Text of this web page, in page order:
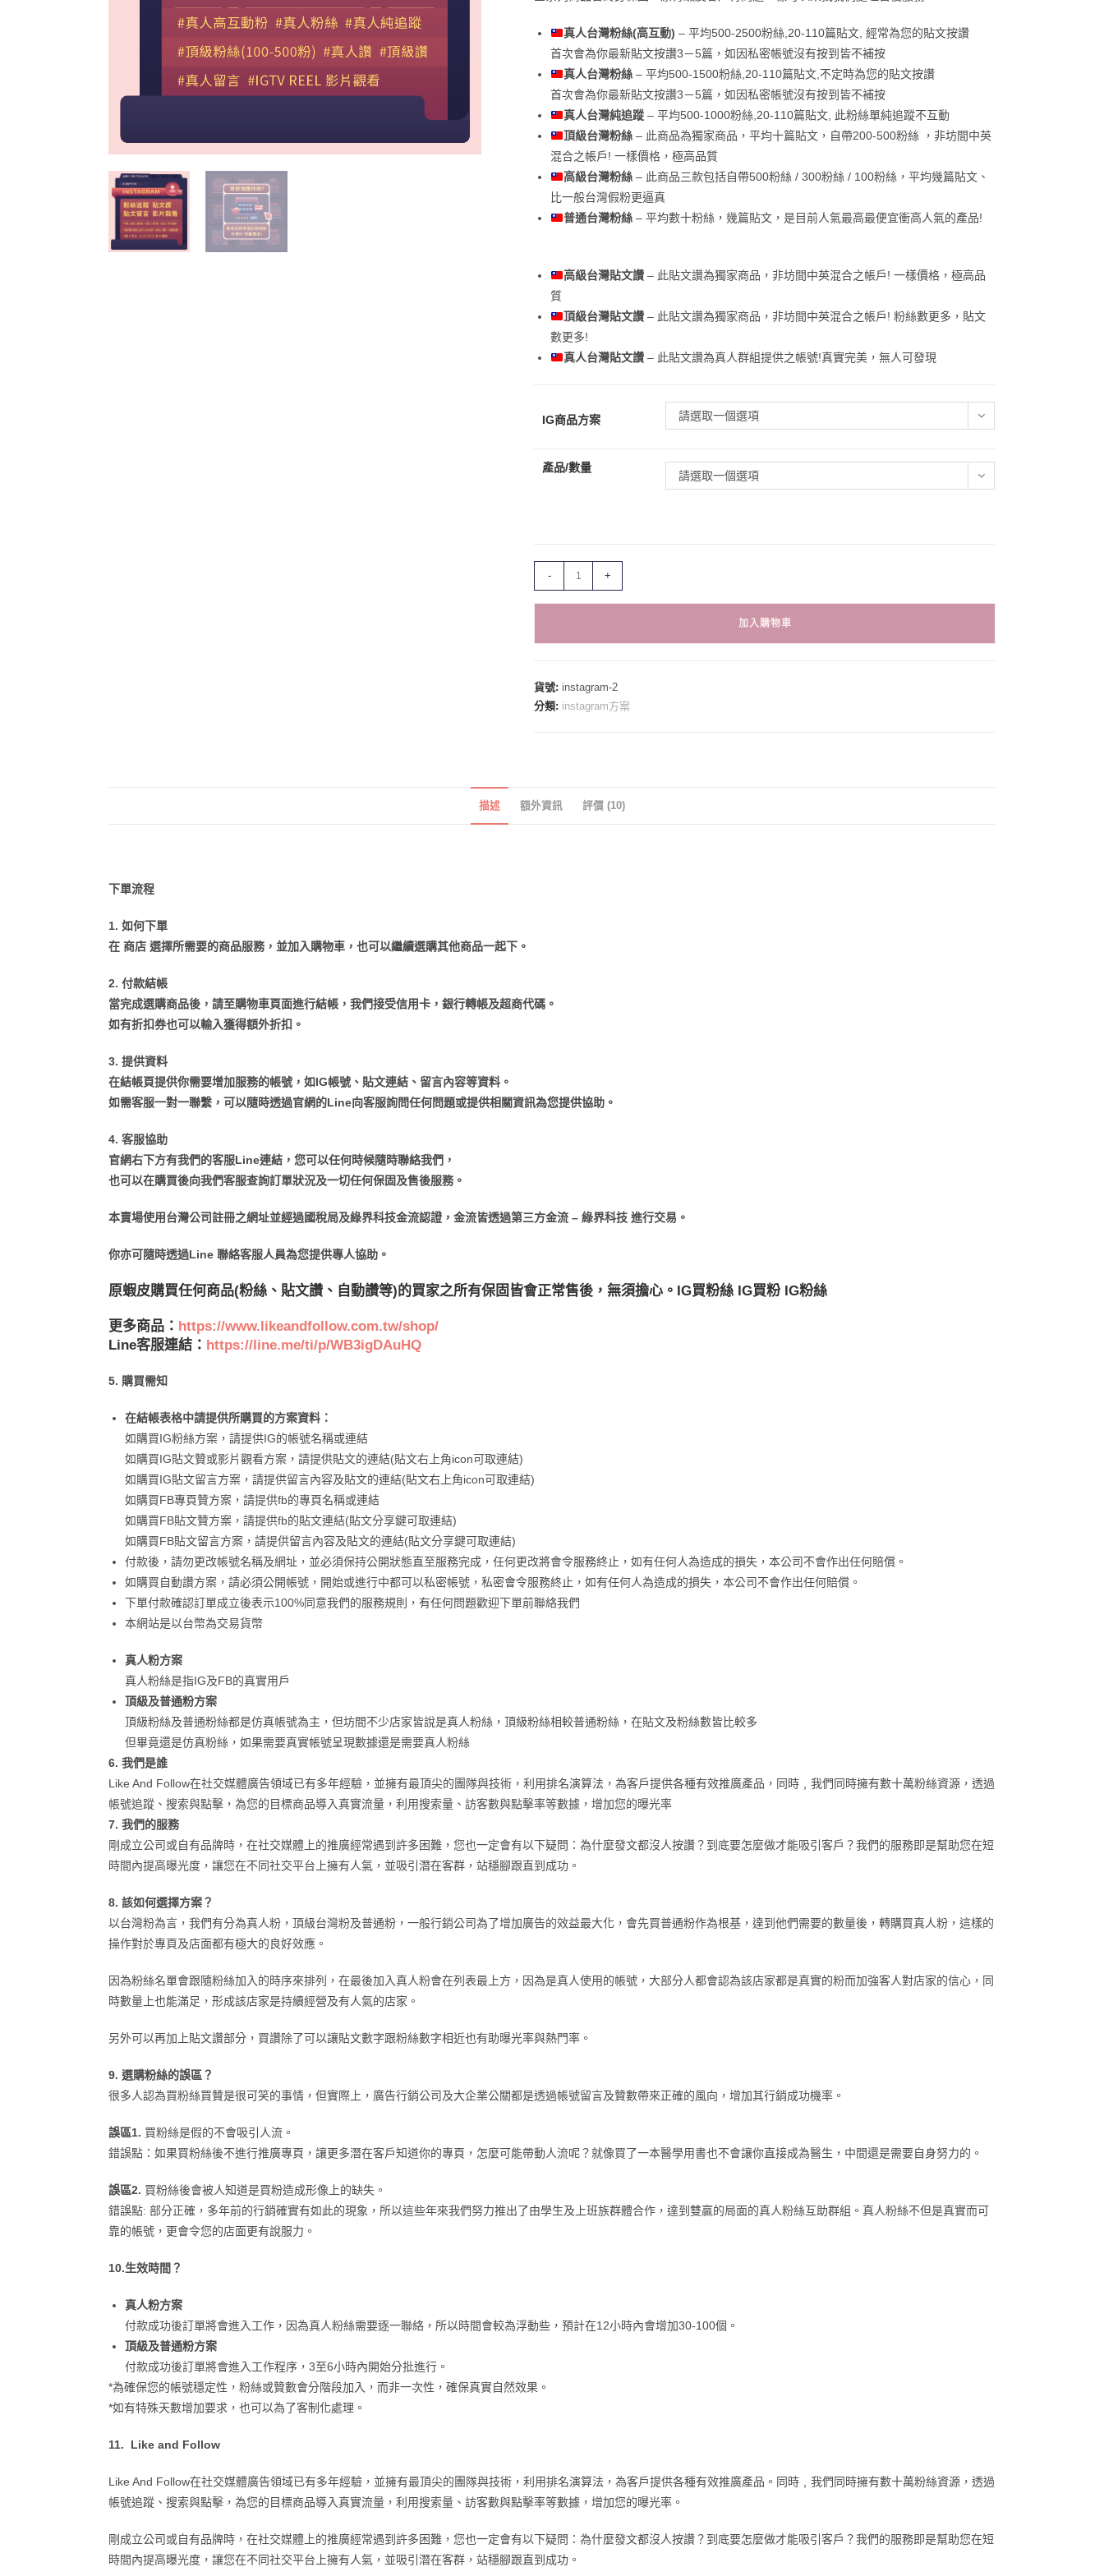
真人台灣粉絲(高互動) – 平均500-2500粉絲,20-110篇貼文, 經常為您的貼文按讚
首次會為你最新貼文按讚3－5篇，如因私密帳號沒有按到皆不補按
真人台灣粉絲 – 平均500-1500粉絲,20-110篇貼文,不定時為您的貼文按讚
首次會為你最新貼文按讚3－5篇，如因私密帳號沒有按到皆不補按
真人台灣純追蹤 – 平均500-1000粉絲,20-110篇貼文, 此粉絲單純追蹤不互動
頂級台灣粉絲 – 此商品為獨家商品，平均十篇貼文，自帶200-500粉絲 ，非坊間中英
混合之帳戶! 一樣價格，極高品質
高級台灣粉絲 – 此商品三款包括自帶500粉絲 / 300粉絲 / 100粉絲，平均幾篇貼文、
比一般台灣假粉更逼真
普通台灣粉絲 – 平均數十粉絲，幾篇貼文，是目前人氣最高最便宜衝高人氣的產品!
高級台灣貼文讚 – 此貼文讚為獨家商品，非坊間中英混合之帳戶! 一樣價格，極高品
質
頂級台灣貼文讚 – 此貼文讚為獨家商品，非坊間中英混合之帳戶! 粉絲數更多，貼文
數更多!
真人台灣貼文讚 – 此貼文讚為真人群組提供之帳號!真實完美，無人可發現
IG商品方案 請選取一個選項
產品/數量
請選取一個選項
粉
留
言
量
- +
加入購物車
貨號: instagram-2
分類: instagram方案
描述 額外資訊 評價 (10)
下單流程
1. 如何下單
在 商店 選擇所需要的商品服務，並加入購物車，也可以繼續選購其他商品一起下。
2. 付款結帳
當完成選購商品後，請至購物車頁面進行結帳，我們接受信用卡，銀行轉帳及超商代碼。
如有折扣券也可以輸入獲得額外折扣。
3. 提供資料
在結帳頁提供你需要增加服務的帳號，如IG帳號、貼文連結、留言內容等資料。
如需客服一對一聯繫，可以隨時透過官網的Line向客服詢問任何問題或提供相關資訊為您提供協助。
4. 客服協助
官網右下方有我們的客服Line連結，您可以任何時候隨時聯絡我們，
也可以在購買後向我們客服查詢訂單狀況及一切任何保固及售後服務。
本賣場使用台灣公司註冊之網址並經過國稅局及綠界科技金流認證，金流皆透過第三方金流 – 綠界科技 進行交易。
你亦可隨時透過Line 聯絡客服人員為您提供專人協助。
原蝦皮購買任何商品(粉絲、貼文讚、自動讚等)的買家之所有保固皆會正常售後，無須擔心。IG買粉絲 IG買粉 IG粉絲
更多商品： https://www.likeandfollow.com.tw/shop/
Line客服連結： https://line.me/ti/p/WB3igDAuHQ
5. 購買需知
在結帳表格中請提供所購買的方案資料：
如購買IG粉絲方案，請提供IG的帳號名稱或連結
如購買IG貼文贊或影片觀看方案，請提供貼文的連結(貼文右上角icon可取連結)
如購買IG貼文留言方案，請提供留言內容及貼文的連結(貼文右上角icon可取連結)
如購買FB專頁贊方案，請提供fb的專頁名稱或連結
如購買FB貼文贊方案，請提供fb的貼文連結(貼文分享鍵可取連結)
如購買FB貼文留言方案，請提供留言內容及貼文的連結(貼文分享鍵可取連結)
付款後，請勿更改帳號名稱及網址，並必須保持公開狀態直至服務完成，任何更改將會令服務終止，如有任何人為造成的損失，本公司不會作出任何賠償。
如購買自動讚方案，請必須公開帳號，開始或進行中都可以私密帳號，私密會令服務終止，如有任何人為造成的損失，本公司不會作出任何賠償。
下單付款確認訂單成立後表示100%同意我們的服務規則，有任何問題歡迎下單前聯絡我們
本網站是以台幣為交易貨幣
真人粉方案
真人粉絲是指IG及FB的真實用戶
頂級及普通粉方案
頂級粉絲及普通粉絲都是仿真帳號為主，但坊間不少店家皆說是真人粉絲，頂級粉絲相較普通粉絲，在貼文及粉絲數皆比較多
但畢竟還是仿真粉絲，如果需要真實帳號呈現數據還是需要真人粉絲
6. 我們是誰
Like And Follow在社交媒體廣告領域已有多年經驗，並擁有最頂尖的團隊與技術，利用排名演算法，為客戶提供各種有效推廣產品，同時﹐我們同時擁有數十萬粉絲資源，透過
帳號追蹤、搜索與點擊，為您的目標商品導入真實流量，利用搜索量、訪客數與點擊率等數據，增加您的曝光率
7. 我們的服務
剛成立公司或自有品牌時，在社交媒體上的推廣經常遇到許多困難，您也一定會有以下疑問：為什麼發文都沒人按讚？到底要怎麼做才能吸引客戶？我們的服務即是幫助您在短
時間內提高曝光度，讓您在不同社交平台上擁有人氣，並吸引潛在客群，站穩腳跟直到成功。
8. 該如何選擇方案？
以台灣粉為言，我們有分為真人粉，頂級台灣粉及普通粉，一般行銷公司為了增加廣告的效益最大化，會先買普通粉作為根基，達到他們需要的數量後，轉購買真人粉，這樣的
操作對於專頁及店面都有極大的良好效應。
因為粉絲名單會跟隨粉絲加入的時序來排列，在最後加入真人粉會在列表最上方，因為是真人使用的帳號，大部分人都會認為該店家都是真實的粉而加強客人對店家的信心，同
時數量上也能滿足，形成該店家是持續經營及有人氣的店家。
另外可以再加上貼文讚部分，買讚除了可以讓貼文數字跟粉絲數字相近也有助曝光率與熱門率。
9. 選購粉絲的誤區？
很多人認為買粉絲買贊是很可笑的事情，但實際上，廣告行銷公司及大企業公關都是透過帳號留言及贊數帶來正確的風向，增加其行銷成功機率。
誤區1. 買粉絲是假的不會吸引人流。
錯誤點：如果買粉絲後不進行推廣專頁，讓更多潛在客戶知道你的專頁，怎麼可能帶動人流呢？就像買了一本醫學用書也不會讓你直接成為醫生，中間還是需要自身努力的。
誤區2. 買粉絲後會被人知道是買粉造成形像上的缺失。
錯誤點: 部分正確，多年前的行銷確實有如此的現象，所以這些年來我們努力推出了由學生及上班族群體合作，達到雙贏的局面的真人粉絲互助群組。真人粉絲不但是真實而可
靠的帳號，更會令您的店面更有說服力。
10.生效時間？
真人粉方案
付款成功後訂單將會進入工作，因為真人粉絲需要逐一聯絡，所以時間會較為浮動些，預計在12小時內會增加30-100個。
頂級及普通粉方案
付款成功後訂單將會進入工作程序，3至6小時內開始分批進行。
*為確保您的帳號穩定性，粉絲或贊數會分階段加入，而非一次性，確保真實自然效果。
*如有特殊天數增加要求，也可以為了客制化處理。
11. Like and Follow
Like And Follow在社交媒體廣告領域已有多年經驗，並擁有最頂尖的團隊與技術，利用排名演算法，為客戶提供各種有效推廣產品。同時﹐我們同時擁有數十萬粉絲資源，透過
帳號追蹤、搜索與點擊，為您的目標商品導入真實流量，利用搜索量、訪客數與點擊率等數據，增加您的曝光率。
剛成立公司或自有品牌時，在社交媒體上的推廣經常遇到許多困難，您也一定會有以下疑問：為什麼發文都沒人按讚？到底要怎麼做才能吸引客戶？我們的服務即是幫助您在短
時間內提高曝光度，讓您在不同社交平台上擁有人氣，並吸引潛在客群，站穩腳跟直到成功。